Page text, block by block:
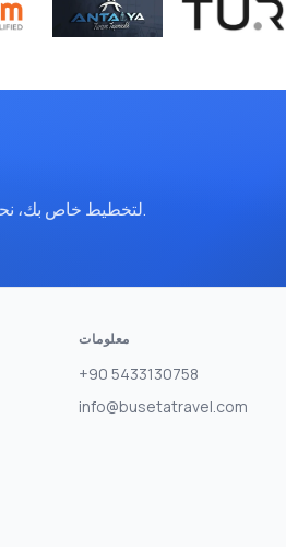
تواصل معنا عبر WhatsApp لتخطيط خاص بك، نحن هنا على مدار الساعة.
معلومات
+90 5433130758
info@busetatravel.com